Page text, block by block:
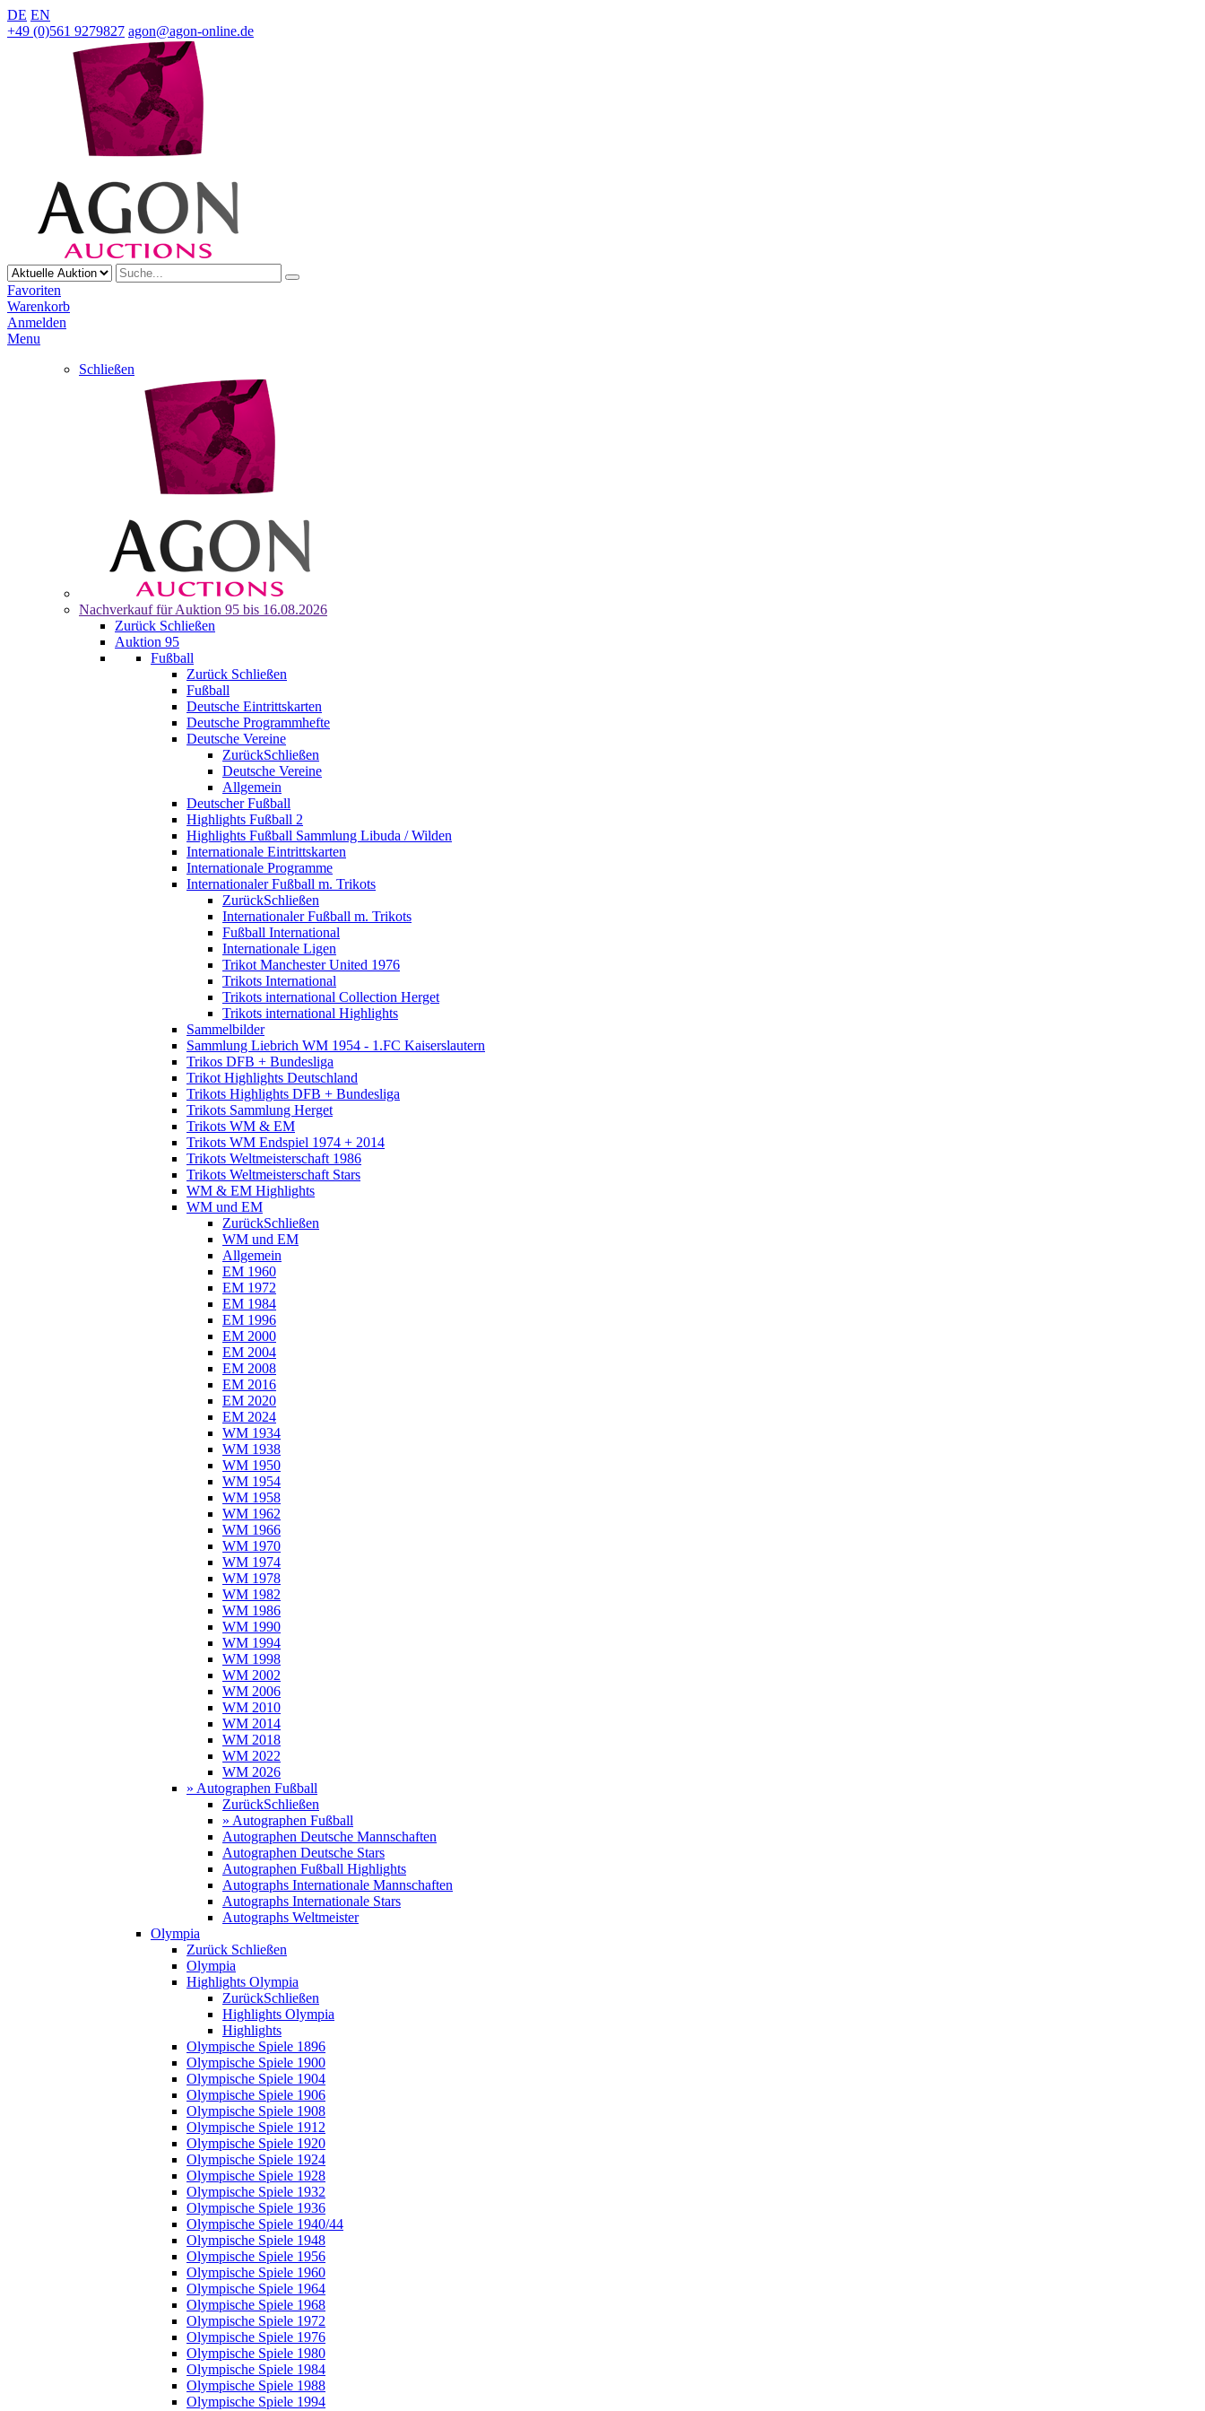
DE EN
+49 (0)561 9279827 agon@agon-online.de
Favoriten
Warenkorb
Anmelden
Menu
Schließen
Nachverkauf für Auktion 95 bis 16.08.2026
Zurück Schließen
Auktion 95
Fußball
Zurück Schließen
Fußball
Deutsche Eintrittskarten
Deutsche Programmhefte
Deutsche Vereine
ZurückSchließen
Deutsche Vereine
Allgemein
Deutscher Fußball
Highlights Fußball 2
Highlights Fußball Sammlung Libuda / Wilden
Internationale Eintrittskarten
Internationale Programme
Internationaler Fußball m. Trikots
ZurückSchließen
Internationaler Fußball m. Trikots
Fußball International
Internationale Ligen
Trikot Manchester United 1976
Trikots International
Trikots international Collection Herget
Trikots international Highlights
Sammelbilder
Sammlung Liebrich WM 1954 - 1.FC Kaiserslautern
Trikos DFB + Bundesliga
Trikot Highlights Deutschland
Trikots Highlights DFB + Bundesliga
Trikots Sammlung Herget
Trikots WM & EM
Trikots WM Endspiel 1974 + 2014
Trikots Weltmeisterschaft 1986
Trikots Weltmeisterschaft Stars
WM & EM Highlights
WM und EM
ZurückSchließen
WM und EM
Allgemein
EM 1960
EM 1972
EM 1984
EM 1996
EM 2000
EM 2004
EM 2008
EM 2016
EM 2020
EM 2024
WM 1934
WM 1938
WM 1950
WM 1954
WM 1958
WM 1962
WM 1966
WM 1970
WM 1974
WM 1978
WM 1982
WM 1986
WM 1990
WM 1994
WM 1998
WM 2002
WM 2006
WM 2010
WM 2014
WM 2018
WM 2022
WM 2026
» Autographen Fußball
ZurückSchließen
» Autographen Fußball
Autographen Deutsche Mannschaften
Autographen Deutsche Stars
Autographen Fußball Highlights
Autographs Internationale Mannschaften
Autographs Internationale Stars
Autographs Weltmeister
Olympia
Zurück Schließen
Olympia
Highlights Olympia
ZurückSchließen
Highlights Olympia
Highlights
Olympische Spiele 1896
Olympische Spiele 1900
Olympische Spiele 1904
Olympische Spiele 1906
Olympische Spiele 1908
Olympische Spiele 1912
Olympische Spiele 1920
Olympische Spiele 1924
Olympische Spiele 1928
Olympische Spiele 1932
Olympische Spiele 1936
Olympische Spiele 1940/44
Olympische Spiele 1948
Olympische Spiele 1956
Olympische Spiele 1960
Olympische Spiele 1964
Olympische Spiele 1968
Olympische Spiele 1972
Olympische Spiele 1976
Olympische Spiele 1980
Olympische Spiele 1984
Olympische Spiele 1988
Olympische Spiele 1994